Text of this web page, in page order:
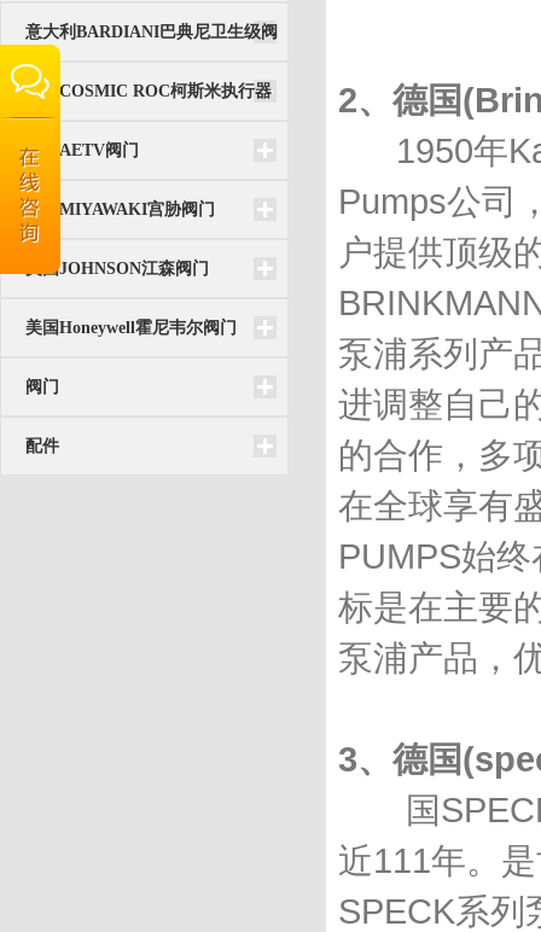
意大利BARDIANI巴典尼卫生级阀
门
韩国COSMIC ROC柯斯米执行器
台湾AETV阀门
日本MIYAWAKI宫胁阀门
美国JOHNSON江森阀门
美国Honeywell霍尼韦尔阀门
阀门
配件
2、德国
1950年
Pumps公司
户提供顶级
泵浦系列产
进调整自己
的合作，多
在全球享有
PUMPS始
标是在主要
泵浦产品，
3、德国
国
近111年。
SPECK系列